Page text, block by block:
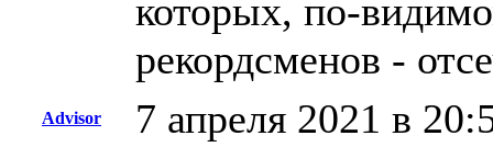
которых, по-
рекордсменов -
Advisor 7 апреля 2021 в